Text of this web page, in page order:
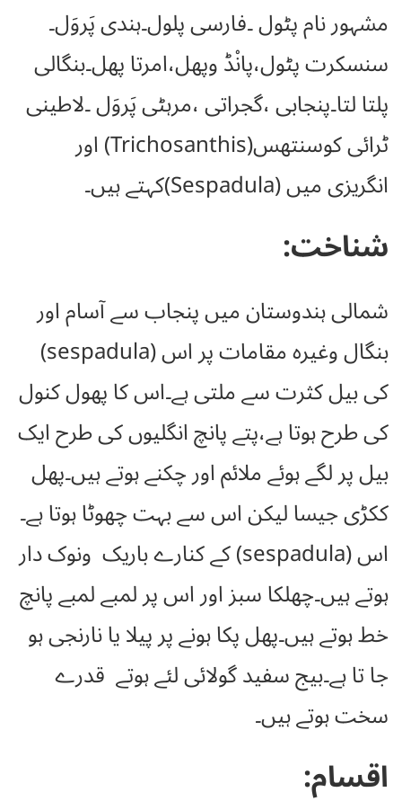
مشہور نام پٹول ۔فارسی پلول۔ہندی پَروَل۔
سنسکرت پٹول،پانْڈ وپھل،امرتا پھل۔بنگالی
پلتا لتا۔پنجابی ،گجراتی ،مرہٹی پَروَل ۔لاطینی
ٹرائی کوسنتھس(Trichosanthis) اور
انگریزی میں (Sespadula)کہتے ہیں۔
شناخت:
شمالی ہندوستان میں پنجاب سے آسام اور
بنگال وغیرہ مقامات پر اس (sespadula)
کی بیل کثرت سے ملتی ہے۔اس کا پھول کنول
کی طرح ہوتا ہے،پتے پانچ انگلیوں کی طرح ایک
بیل پر لگے ہوئے ملائم اور چکنے ہوتے ہیں۔پھل
ککڑی جیسا لیکن اس سے بہت چھوٹا ہوتا ہے۔
اس (sespadula) کے کنارے باریک ونوک دار
ہوتے ہیں۔چھلکا سبز اور اس پر لمبے لمبے پانچ
خط ہوتے ہیں۔پھل پکا ہونے پر پیلا یا نارنجی ہو
جا تا ہے۔بیج سفید گولائی لئے ہوتے قدرے
سخت ہوتے ہیں۔
اقسام: